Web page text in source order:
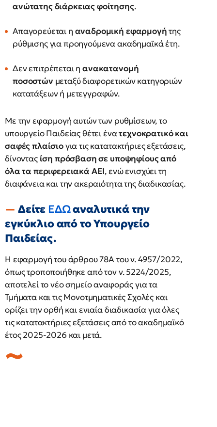
ανώτατης διάρκειας φοίτησης.
Απαγορεύεται η αναδρομική εφαρμογήτης
ρύθμισης για προηγούμενα ακαδημαϊκά έτη.
Δεν επιτρέπεται ηανακατανομή
ποσοστών μεταξύ διαφορετικών κατηγοριών
κατατάξεων ή μετεγγραφών.
Με την εφαρμογή αυτών των ρυθμίσεων, το
υπουργείο Παιδείας θέτει ένατεχνοκρατικό και
σαφές πλαίσιογια τις κατατακτήριες εξετάσεις,
δίνοντας ίση πρόσβαση σε υποψηφίους από
όλα τα περιφερειακά ΑΕΙ, ενώ ενισχύει τη
διαφάνεια και την ακεραιότητα της διαδικασίας.
Δείτε ΕΔΩαναλυτικά την
εγκύκλιο από το Υπουργείο
Παιδείας.
Η εφαρμογή του άρθρου 78Α του ν. 4957/2022,
όπως τροποποιήθηκε από τον ν. 5224/2025,
αποτελεί το νέο σημείο αναφοράς για τα
Τμήματα και τις Μονοτμηματικές Σχολές και
ορίζει την ορθή και ενιαία διαδικασία για όλες
τις κατατακτήριες εξετάσεις από το ακαδημαϊκό
έτος 2025-2026 και μετά.